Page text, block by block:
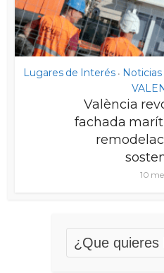
Lugares de Interés •
València
fachada
10